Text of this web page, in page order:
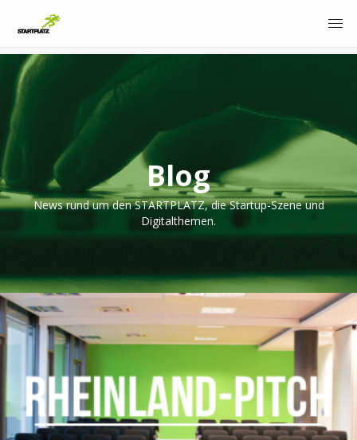
Blog
News rund um den STARTPLATZ, die Startup-Szene und
Digitalthemen.